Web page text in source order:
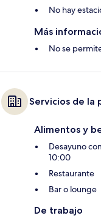
No hay
Más
No se
Servicios de la
Alimentos y
Desayuno
10:00
Restaurante
Bar o lounge
De trabajo